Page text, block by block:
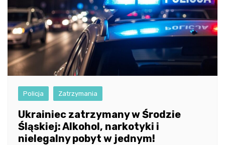
Policja Zatrzymania
Ukrainiec zatrzymany w Środzie
Śląskiej: Alkohol, narkotyki i
nielegalny pobyt w jednym!